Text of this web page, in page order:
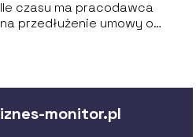
Ile czasu ma pracodawca
na przedłużenie umowy o
monitor.pl